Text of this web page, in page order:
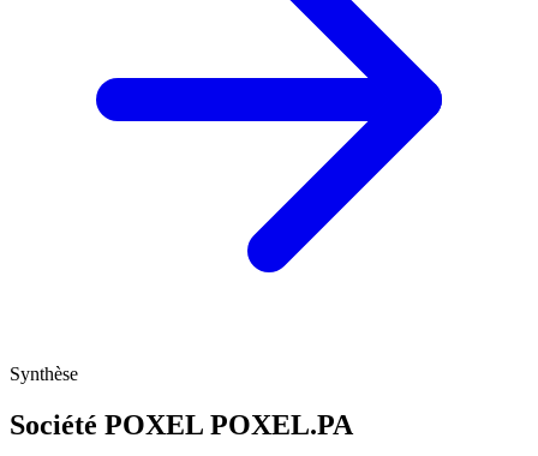
Synthèse
Société POXEL POXEL.PA